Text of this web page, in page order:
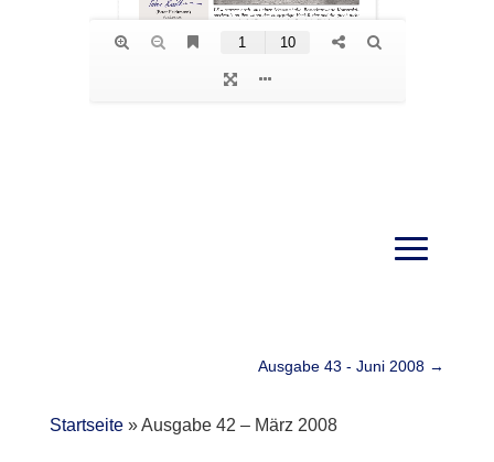
Ausgabe 43 - Juni 2008 →
Startseite»Ausgabe 42 – März 2008